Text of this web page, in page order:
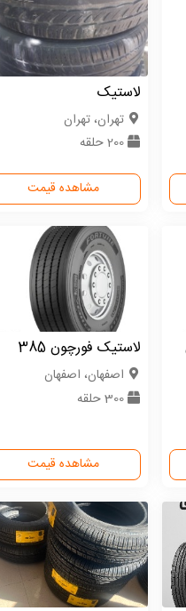
لاستیک
تهران، تهران
200 حلقه
مشاهده قیمت
لاستیک فورچون 385
اصفهان، اصفهان
300 حلقه
مشاهده قیمت